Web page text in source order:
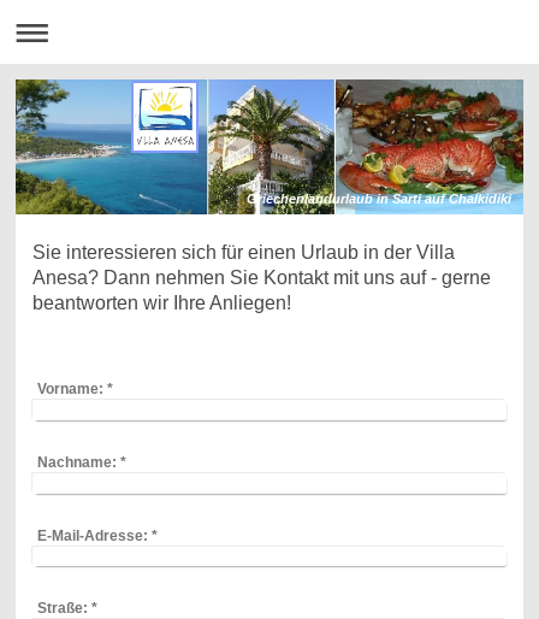
Griechenlandurlaub in Sarti auf Chalkidiki
Sie interessieren sich für einen Urlaub in der Villa
Anesa? Dann nehmen Sie Kontakt mit uns auf - gerne
beantworten wir Ihre Anliegen!
Vorname: *
Nachname: *
E-Mail-Adresse: *
Straße: *